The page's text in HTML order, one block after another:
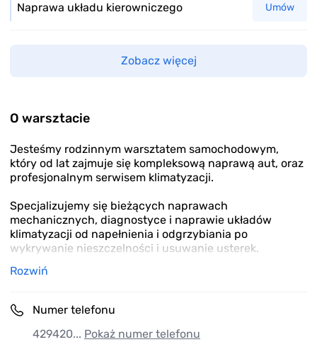
Naprawa układu kierowniczego Umów
Zobacz więcej
O warsztacie
Jesteśmy rodzinnym warsztatem samochodowym,
który od lat zajmuje się kompleksową naprawą aut, oraz
profesjonalnym serwisem klimatyzacji.
Specjalizujemy się bieżących naprawach
mechanicznych, diagnostyce i naprawie układów
klimatyzacji od napełnienia i odgrzybiania po
wykrywanie nieszczelności i usuwanie usterek.
Jako firma rodzinna stawiamy na relacje i zaufanie.
Łączymy tradycyjne podejście z nowoczesnym
sprzętem diagnostycznym, dzięki czemu skutecznie
Rozwiń
Numer telefonu
429420... Pokaż numer telefonu